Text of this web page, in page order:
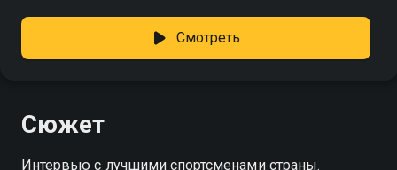
Смотреть
Сюжет
Интервью с лучшими спортсменами страны.